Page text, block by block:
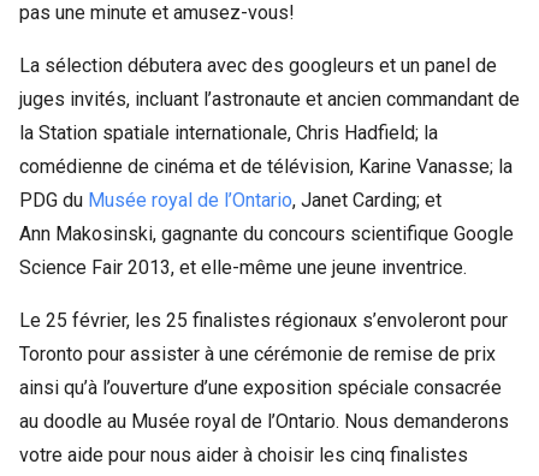
pas une minute et amusez-vous!
La sélection débutera avec des googleurs et un panel de
juges invités, incluant l’astronaute et ancien commandant de
la Station spatiale internationale, Chris Hadfield; la
comédienne de cinéma et de télévision, Karine Vanasse; la
PDG du Musée royal de l’Ontario, Janet Carding; et
Ann Makosinski, gagnante du concours scientifique Google
Science Fair 2013, et elle-même une jeune inventrice.
Le 25 février, les 25 finalistes régionaux s’envoleront pour
Toronto pour assister à une cérémonie de remise de prix
ainsi qu’à l’ouverture d’une exposition spéciale consacrée
au doodle au Musée royal de l’Ontario. Nous demanderons
votre aide pour nous aider à choisir les cinq finalistes